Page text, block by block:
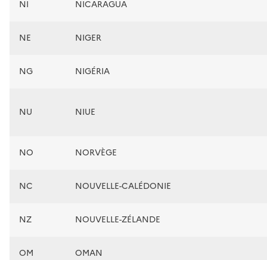
NI NICARAGUA
NE NIGER
NG NIGÉRIA
NU NIUE
NO NORVÈGE
NC NOUVELLE-CALÉDONIE
NZ NOUVELLE-ZÉLANDE
OM OMAN